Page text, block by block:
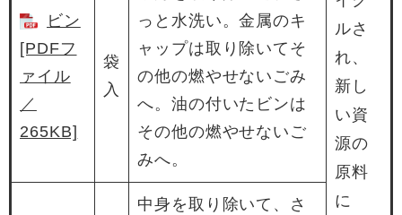
ルさ
れ、
新し
い資
源の
原料
に
ビン
[PDFフ
ァイル
／
265KB]
袋
入
っと水洗い。金属のキ
ャップは取り除いてそ
の他の燃やせないごみ
へ。油の付いたビンは
その他の燃やせないご
みへ。
中身を取り除いて、さ